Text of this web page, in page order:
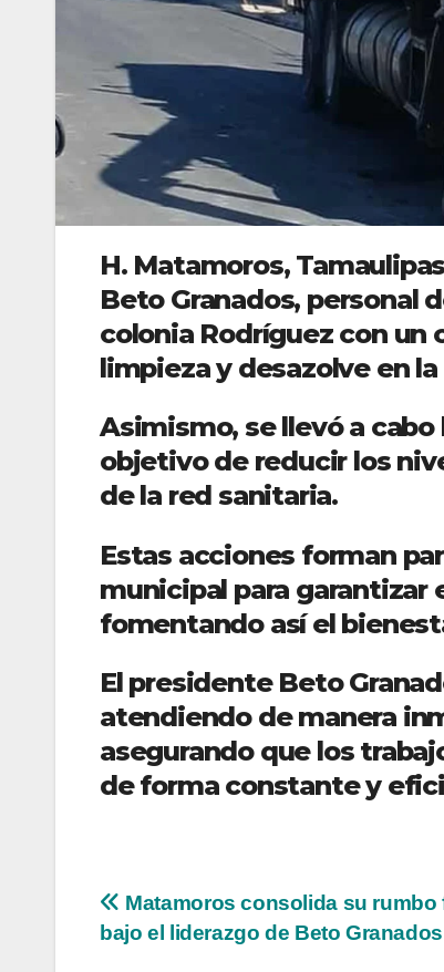
H. Matamoros,
Beto Granados, personal
colonia Rodríguez con un
limpieza y desazolve en la
Asimismo, se llevó a
objetivo de reducir los
de la red sanitaria.
Estas acciones forman
municipal para garantizar
fomentando así el
El presidente Beto
atendiendo de manera
asegurando que los
de forma constante y
Navegación
de
Matamoros consolida su rumbo
bajo el liderazgo de Beto Granados